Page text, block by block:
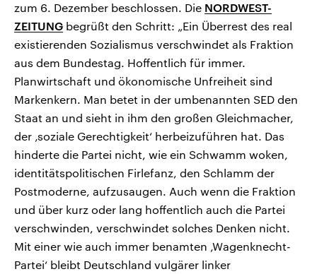
zum 6. Dezember beschlossen. Die NORDWEST-
ZEITUNG begrüßt den Schritt: „Ein Überrest des real
existierenden Sozialismus verschwindet als Fraktion
aus dem Bundestag. Hoffentlich für immer.
Planwirtschaft und ökonomische Unfreiheit sind
Markenkern. Man betet in der umbenannten SED den
Staat an und sieht in ihm den großen Gleichmacher,
der ‚soziale Gerechtigkeit‘ herbeizuführen hat. Das
hinderte die Partei nicht, wie ein Schwamm woken,
identitätspolitischen Firlefanz, den Schlamm der
Postmoderne, aufzusaugen. Auch wenn die Fraktion
und über kurz oder lang hoffentlich auch die Partei
verschwinden, verschwindet solches Denken nicht.
Mit einer wie auch immer benamten ‚Wagenknecht-
Partei‘ bleibt Deutschland vulgärer linker